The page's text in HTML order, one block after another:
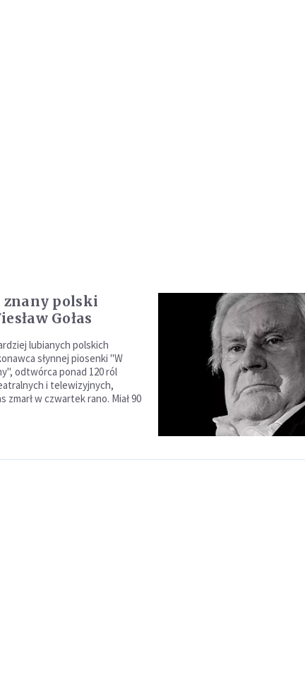
znany polski
Gołas
lubianych polskich
słynnej piosenki "W
odtwórca ponad 120 ról
i telewizyjnych,
zmarł w czwartek rano. Miał 90